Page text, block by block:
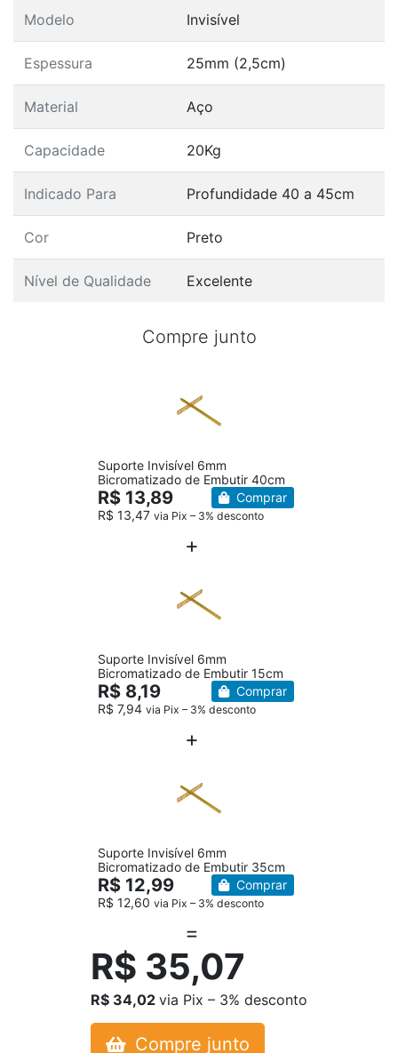
Modelo Invisível
Espessura 25mm (2,5cm)
Material Aço
Capacidade 20Kg
Indicado Para Profundidade 40 a 45cm
Cor Preto
Nível de Qualidade Excelente
Compre junto
Suporte Invisível 6mm
Bicromatizado de Embutir 40cm
R$ 13,89
R$ 13,47 via Pix – 3% desconto
Comprar
Suporte Invisível 6mm
Bicromatizado de Embutir 15cm
R$ 8,19
R$ 7,94 via Pix – 3% desconto
Comprar
Suporte Invisível 6mm
Bicromatizado de Embutir 35cm
R$ 12,99
R$ 12,60 via Pix – 3% desconto
Comprar
R$ 35,07
R$ 34,02 via Pix – 3% desconto
Compre junto